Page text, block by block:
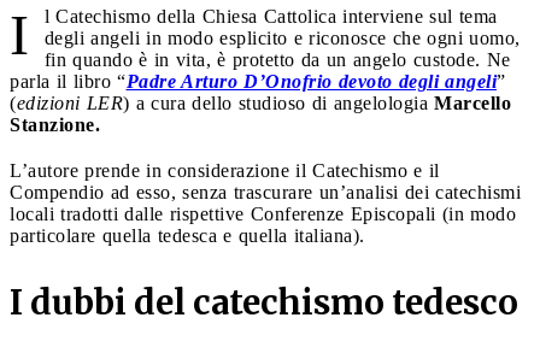
I
l Catechismo della Chiesa Cattolica interviene sul tema
degli angeli in modo esplicito e riconosce che ogni uomo,
fin quando è in vita, è protetto da un angelo custode. Ne
parla il libro “Padre Arturo D’Onofrio devoto degli angeli”
(edizioni LER) a cura dello studioso di angelologia Marcello
Stanzione.
L’autore prende in considerazione il Catechismo e il
Compendio ad esso, senza trascurare un’analisi dei catechismi
locali tradotti dalle rispettive Conferenze Episcopali (in modo
particolare quella tedesca e quella italiana).
I dubbi del catechismo tedesco